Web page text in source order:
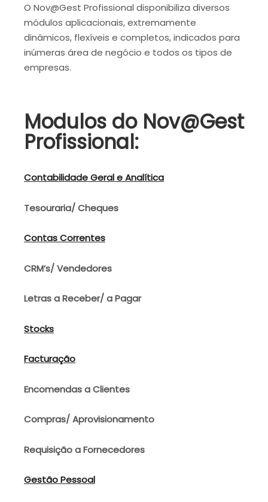
O Nov@Gest Profissional disponibiliza diversos
módulos aplicacionais, extremamente
dinâmicos, flexíveis e completos, indicados para
inúmeras área de negócio e todos os tipos de
empresas.
Modulos do Nov@Gest
Profissional:
Contabilidade Geral e Analítica
Tesouraria/ Cheques
Contas Correntes
CRM’s/ Vendedores
Letras a Receber/ a Pagar
Stocks
Facturação
Encomendas a Clientes
Compras/ Aprovisionamento
Requisição a Fornecedores
Gestão Pessoal